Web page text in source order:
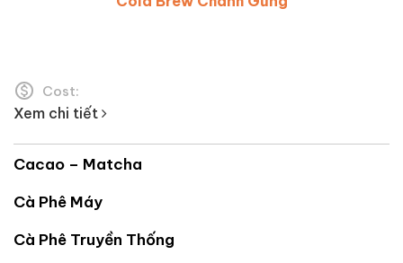
Cacao – Matcha
Cà Phê Máy
Cà Phê Truyền Thống
Cost:
Xem chi tiết